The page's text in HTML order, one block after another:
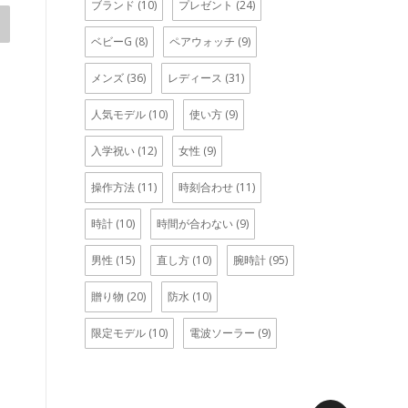
ブランド (10) プレゼント (24)
ベビーG (8) ペアウォッチ (9)
メンズ (36) レディース (31)
人気モデル (10) 使い方 (9)
入学祝い (12) 女性 (9)
操作方法 (11) 時刻合わせ (11)
時計 (10) 時間が合わない (9)
男性 (15) 直し方 (10) 腕時計 (95)
贈り物 (20) 防水 (10)
限定モデル (10) 電波ソーラー (9)